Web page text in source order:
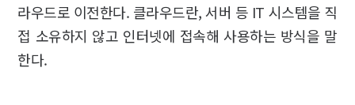
라우드로 이전한다. 클라우드란, 서버 등 IT 시스템을 직
접 소유하지 않고 인터넷에 접속해 사용하는 방식을 말
한다.